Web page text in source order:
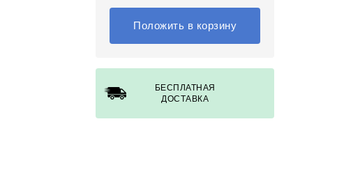
Положить в корзину
БЕСПЛАТНАЯ
ДОСТАВКА